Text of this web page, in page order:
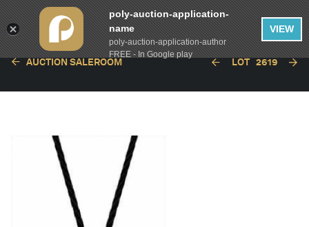
AUCTION SALEROOM LOT 2619
poly-auction-application-
name
poly-auction-application-author
FREE - In Google play
VIEW